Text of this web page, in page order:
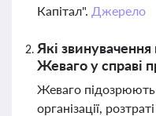
Капітал". Джерело
Які
Жеваго у справі
Жеваго підозрюють
організації,